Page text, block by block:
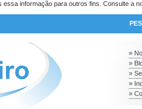
essa informação para outros fins. Consulte a
»
»
»
»
»